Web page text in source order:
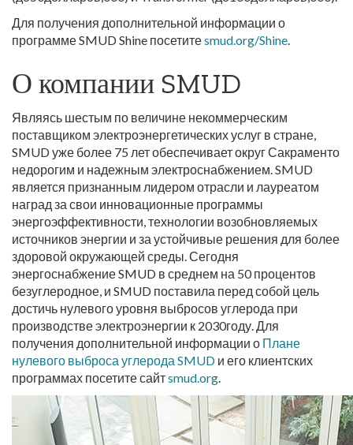
Для получения дополнительной информации о
программе SMUD Shine посетитеsmud.org/Shine.
О компании SMUD
Являясь шестым по величине некоммерческим
поставщиком электроэнергетических услуг в стране,
SMUD уже более 75 лет обеспечивает округ Сакраменто
недорогим и надежным электроснабжением. SMUD
является признанным лидером отрасли и лауреатом
наград за свои инновационные программы
энергоэффективности, технологии возобновляемых
источников энергии и за устойчивые решения для более
здоровой окружающей среды. Сегодня
энергоснабжение SMUD в среднем на 50 процентов
безуглеродное, и SMUD поставила перед собой цель
достичь нулевого уровня выбросов углерода при
производстве электроэнергии к 2030году. Для
получения дополнительной информации о Плане
нулевого выброса углерода SMUD и его клиентских
программах посетите сайтsmud.org.